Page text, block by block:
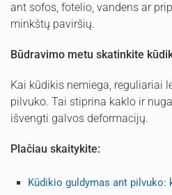
ant sofos, fotelio, vandens ar
minkštų paviršių.
Būdravimo metu skatinkite
Kai kūdikis nemiega, reguliariai
pilvuko. Tai stiprina kaklo ir
išvengti galvos deformacijų.
Plačiau skaitykite:
Kūdikio guldymas ant pilvuko: